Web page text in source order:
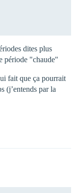
dites plus
période "chaude"
fait que ça pourrait
(j’entends par la